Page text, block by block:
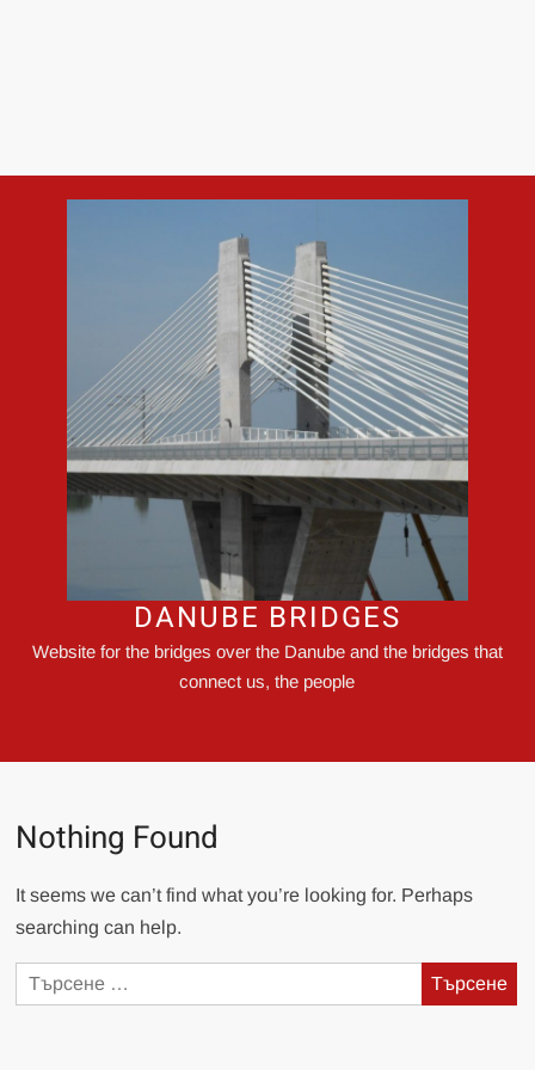
DANUBE BRIDGES
Website for the bridges over the Danube and the bridges that
connect us, the people
Nothing Found
It seems we can’t find what you’re looking for. Perhaps
searching can help.
Търсене
за: